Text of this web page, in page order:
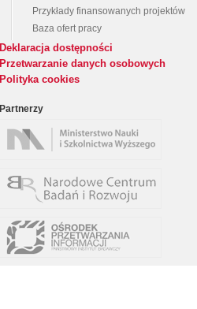
Przykłady finansowanych projektów
Baza ofert pracy
Deklaracja dostępności
Przetwarzanie danych osobowych
Polityka cookies
Partnerzy